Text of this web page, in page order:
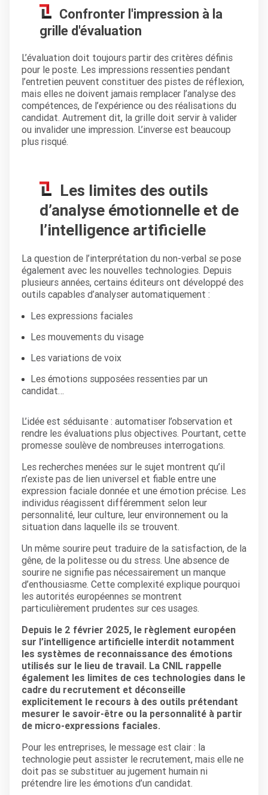
Confronter l'impression à la
grille d'évaluation
L’évaluation doit toujours partir des critères définis
pour le poste. Les impressions ressenties pendant
l’entretien peuvent constituer des pistes de réflexion,
mais elles ne doivent jamais remplacer l’analyse des
compétences, de l’expérience ou des réalisations du
candidat. Autrement dit, la grille doit servir à valider
ou invalider une impression. L’inverse est beaucoup
plus risqué.
Les limites des outils
d’analyse émotionnelle et de
l’intelligence artificielle
La question de l’interprétation du non-verbal se pose
également avec les nouvelles technologies. Depuis
plusieurs années, certains éditeurs ont développé des
outils capables d’analyser automatiquement :
Les expressions faciales
Les mouvements du visage
Les variations de voix
Les émotions supposées ressenties par un
candidat…
L’idée est séduisante : automatiser l’observation et
rendre les évaluations plus objectives. Pourtant, cette
promesse soulève de nombreuses interrogations.
Les recherches menées sur le sujet montrent qu’il
n’existe pas de lien universel et fiable entre une
expression faciale donnée et une émotion précise. Les
individus réagissent différemment selon leur
personnalité, leur culture, leur environnement ou la
situation dans laquelle ils se trouvent.
Un même sourire peut traduire de la satisfaction, de la
gêne, de la politesse ou du stress. Une absence de
sourire ne signifie pas nécessairement un manque
d’enthousiasme. Cette complexité explique pourquoi
les autorités européennes se montrent
particulièrement prudentes sur ces usages.
Depuis le 2 février 2025, le règlement européen
sur l’intelligence artificielle interdit notamment
les systèmes de reconnaissance des émotions
utilisés sur le lieu de travail. La CNIL rappelle
également les limites de ces technologies dans le
cadre du recrutement et déconseille
explicitement le recours à des outils prétendant
mesurer le savoir-être ou la personnalité à partir
de micro-expressions faciales.
Pour les entreprises, le message est clair : la
technologie peut assister le recrutement, mais elle ne
doit pas se substituer au jugement humain ni
prétendre lire les émotions d’un candidat.